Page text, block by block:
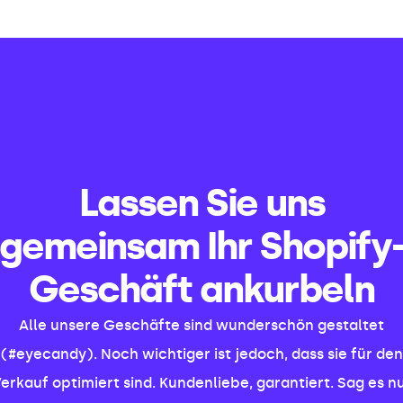
Lassen Sie uns
gemeinsam Ihr Shopify-
Geschäft ankurbeln
Alle unsere Geschäfte sind wunderschön gestaltet
(#eyecandy). Noch wichtiger ist jedoch, dass sie für den
optimiert sind. Kundenliebe, garantiert. Sag es